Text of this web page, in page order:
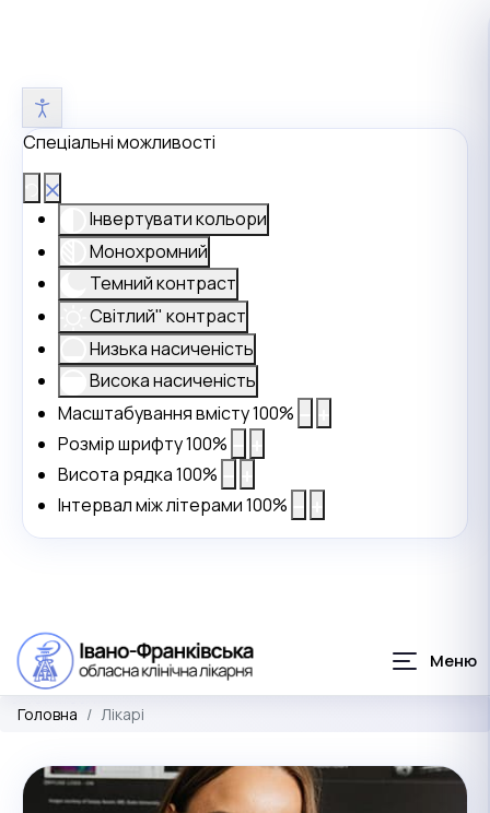
Спеціальні можливості
Інвертувати кольори
Монохромний
Темний контраст
Світлий" контраст
Низька насиченість
Висока насиченість
Масштабування вмісту100%
Розмір шрифту100%
Висота рядка100%
Інтервал між літерами100%
Головна Лікарі